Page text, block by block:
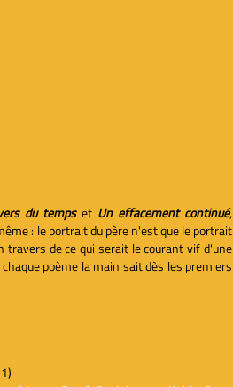
du tempset Un effacement continué,
: le portrait du père n'est que le portrait
de ce qui serait le courant vif d'une
poème la main sait dès les premiers